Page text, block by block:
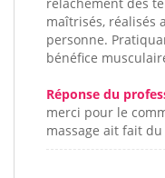
relâchement des
maîtrisés, réalisés
personne.
bénéfice
Réponse du
merci pour le
massage ait fait